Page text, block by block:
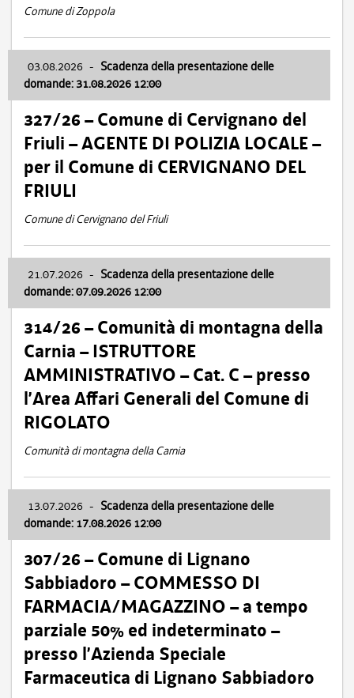
Comune di Zoppola
03.08.2026 - Scadenza della presentazione delle
domande: 31.08.2026 12:00
327/26 – Comune di Cervignano del
Friuli – AGENTE DI POLIZIA LOCALE –
per il Comune di CERVIGNANO DEL
FRIULI
Comune di Cervignano del Friuli
21.07.2026 - Scadenza della presentazione delle
domande: 07.09.2026 12:00
314/26 – Comunità di montagna della
Carnia – ISTRUTTORE
AMMINISTRATIVO – Cat. C – presso
l’Area Affari Generali del Comune di
RIGOLATO
Comunità di montagna della Carnia
13.07.2026 - Scadenza della presentazione delle
domande: 17.08.2026 12:00
307/26 – Comune di Lignano
Sabbiadoro – COMMESSO DI
FARMACIA/MAGAZZINO – a tempo
parziale 50% ed indeterminato –
presso l’Azienda Speciale
Farmaceutica di Lignano Sabbiadoro